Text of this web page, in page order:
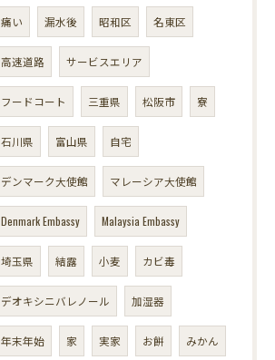
痛い 漏水後 昭和区 名東区
高速道路 サービスエリア
フードコート 三重県 松阪市 寮
石川県 富山県 自宅
デンマーク大使館 マレーシア大使館
Denmark Embassy Malaysia Embassy
埼玉県 結露 小麦 カビ毒
デオキシニバレノール 加湿器
年末年始 家 実家 お餅 みかん